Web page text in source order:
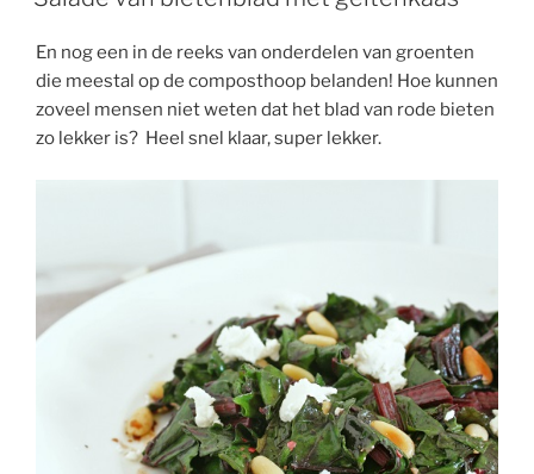
En nog een in de reeks van onderdelen van groenten
die meestal op de composthoop belanden! Hoe kunnen
zoveel mensen niet weten dat het blad van rode bieten
zo lekker is? Heel snel klaar, super lekker.